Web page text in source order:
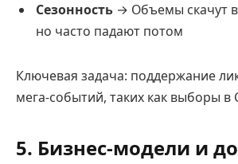
Сезонность → Объемы скачут
но часто падают потом
Ключевая задача: поддержание
мега-событий, таких как выборы
5. Бизнес-модели и